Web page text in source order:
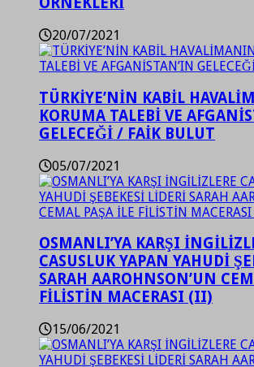
20/07/2021
TÜRKİYE’NİN KABİL
KORUMA TALEBİ VE
GELECEĞİ / FAİK BULUT
05/07/2021
OSMANLI’YA KARŞI
CASUSLUK YAPAN YAHUDİ
SARAH AAROHNSON’UN
FİLİSTİN MACERASI (II)
15/06/2021